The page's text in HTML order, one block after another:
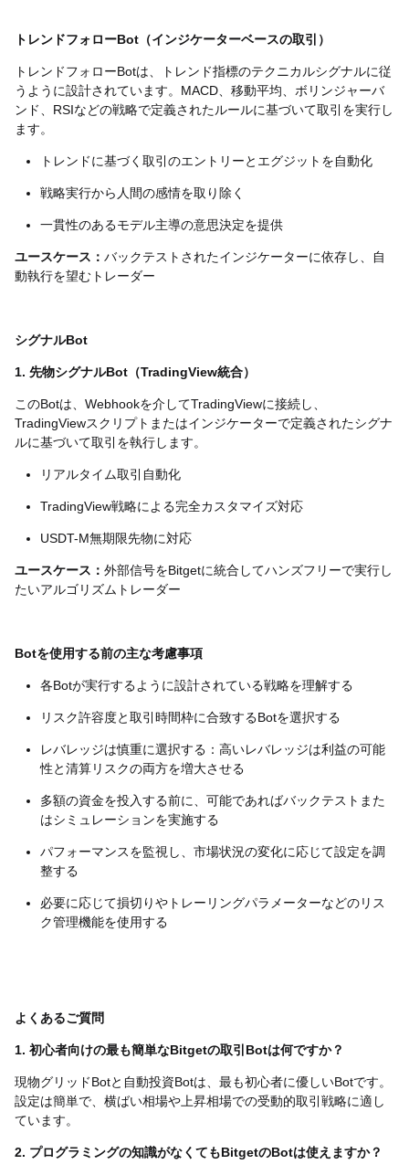
トレンドフォローBot（インジケーターベースの取引）
トレンドフォローBotは、トレンド指標のテクニカルシグナルに従
うように設計されています。MACD、移動平均、ボリンジャーバ
ンド、RSIなどの戦略で定義されたルールに基づいて取引を実行し
ます。
トレンドに基づく取引のエントリーとエグジットを自動化
戦略実行から人間の感情を取り除く
一貫性のあるモデル主導の意思決定を提供
ユースケース： バックテストされたインジケーターに依存し、自
動執行を望むトレーダー
シグナルBot
1. 先物シグナルBot（TradingView統合）
このBotは、Webhookを介してTradingViewに接続し、
TradingViewスクリプトまたはインジケーターで定義されたシグナ
ルに基づいて取引を執行します。
リアルタイム取引自動化
TradingView戦略による完全カスタマイズ対応
USDT-M無期限先物に対応
ユースケース： 外部信号をBitgetに統合してハンズフリーで実行し
たいアルゴリズムトレーダー
Botを使用する前の主な考慮事項
各Botが実行するように設計されている戦略を理解する
リスク許容度と取引時間枠に合致するBotを選択する
レバレッジは慎重に選択する：高いレバレッジは利益の可能
性と清算リスクの両方を増大させる
多額の資金を投入する前に、可能であればバックテストまた
はシミュレーションを実施する
パフォーマンスを監視し、市場状況の変化に応じて設定を調
整する
必要に応じて損切りやトレーリングパラメーターなどのリス
ク管理機能を使用する
よくあるご質問
1. 初心者向けの最も簡単なBitgetの取引Botは何ですか？
現物グリッドBotと自動投資Botは、最も初心者に優しいBotです。
設定は簡単で、横ばい相場や上昇相場での受動的取引戦略に適し
ています。
2. プログラミングの知識がなくてもBitgetのBotは使えますか？